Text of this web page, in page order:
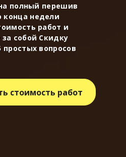
полный перешив
недели
работ и
за собой Скидку
простых вопросов
стоимость работ